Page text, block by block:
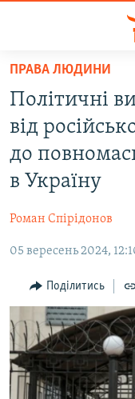
Перейти
основного
матеріалу
Перейти
до
основної
Перейти
до
ВІДЕО ТА ФОТО
ПОЛІТИКА
ІНТЕРВ'Ю
ВСЕ ЗА ДЕНЬ
СПЕЦПРОЕКТИ
ДЕПОРТАЦІЯ
ВІДЕОУРОКИ «ELIFBE»
ЯК ОБІЙТИ
Русский
ПРАВА ЛЮДИНИ
Політичні
від
до
в Україну
Роман Спірідонов
05 вересень 2024,
Поділитись